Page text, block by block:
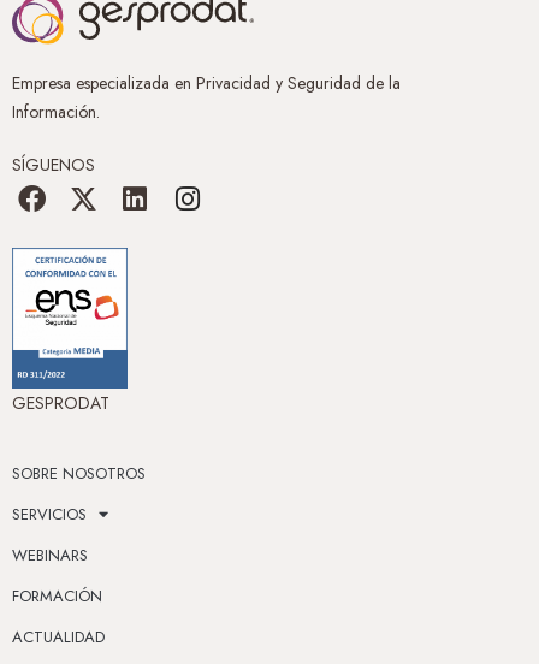
Empresa especializada en Privacidad y Seguridad de la
Información.
SÍGUENOS
GESPRODAT
SOBRE NOSOTROS
SERVICIOS
WEBINARS
FORMACIÓN
ACTUALIDAD